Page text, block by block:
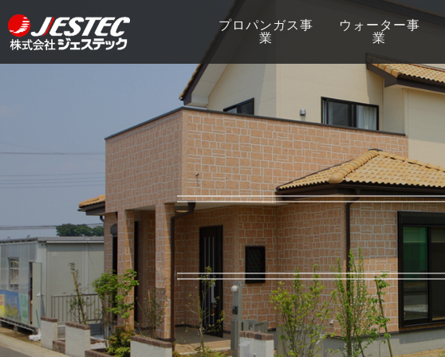
プロパンガス事
業
ウォーター事
業